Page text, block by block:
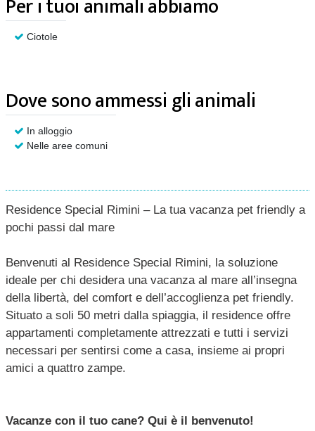
Per i tuoi animali abbiamo
Ciotole
Dove sono ammessi gli animali
In alloggio
Nelle aree comuni
Residence Special Rimini – La tua vacanza pet friendly a
pochi passi dal mare
Benvenuti al Residence Special Rimini, la soluzione
ideale per chi desidera una vacanza al mare all’insegna
della libertà, del comfort e dell’accoglienza pet friendly.
Situato a soli 50 metri dalla spiaggia, il residence offre
appartamenti completamente attrezzati e tutti i servizi
necessari per sentirsi come a casa, insieme ai propri
amici a quattro zampe.
Vacanze con il tuo cane? Qui è il benvenuto!